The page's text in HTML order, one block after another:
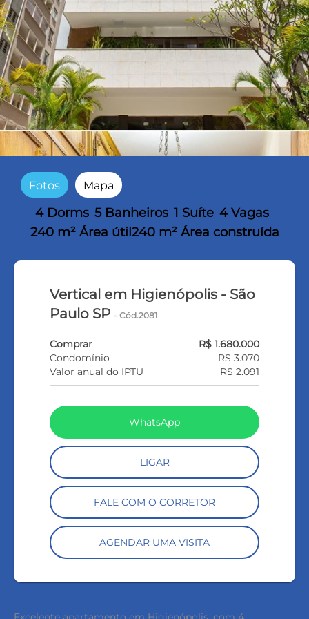
Fotos Mapa
4 Dorms 5 Banheiros 1 Suíte 4 Vagas
240 m² Área útil 240 m² Área construída
Vertical em Higienópolis - São
Paulo SP - Cód.2081
Comprar
R$ 1.680.000
Condomínio
R$ 3.070
Valor anual do IPTU
R$ 2.091
WhatsApp
LIGAR
FALE COM O CORRETOR
AGENDAR UMA VISITA